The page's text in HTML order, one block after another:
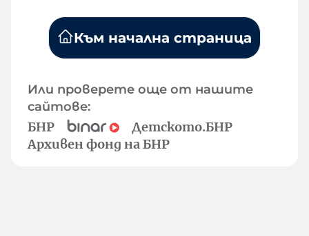
Към начална страница
Или проверете още от нашите
сайтове:
БНР
Детското.БНР
Архивен фонд на БНР